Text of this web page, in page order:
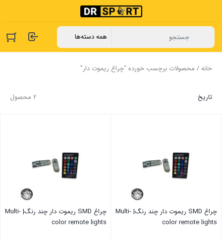
خانه/ محصولات برچسب خورده “چراغ ریموت دار”
2 محصول تاریخ
چراغ SMD ریموت دار چند رنگ| Multi-
color remote lights
چراغ SMD ریموت دار چند رنگ| Multi-
color remote lights